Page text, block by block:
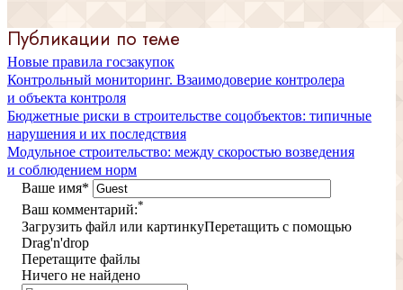
Публикации по теме
Новые правила госзакупок
Контрольный мониторинг. Взаимодоверие контролера
и объекта контроля
Бюджетные риски в строительстве соцобъектов: типичные
нарушения и их последствия
Модульное строительство: между скоростью возведения
и соблюдением норм
Ваше имя*
Ваш комментарий:*
Загрузить файл или картинкуПеретащить с помощью
Drag'n'drop
Перетащите файлы
Ничего не найдено